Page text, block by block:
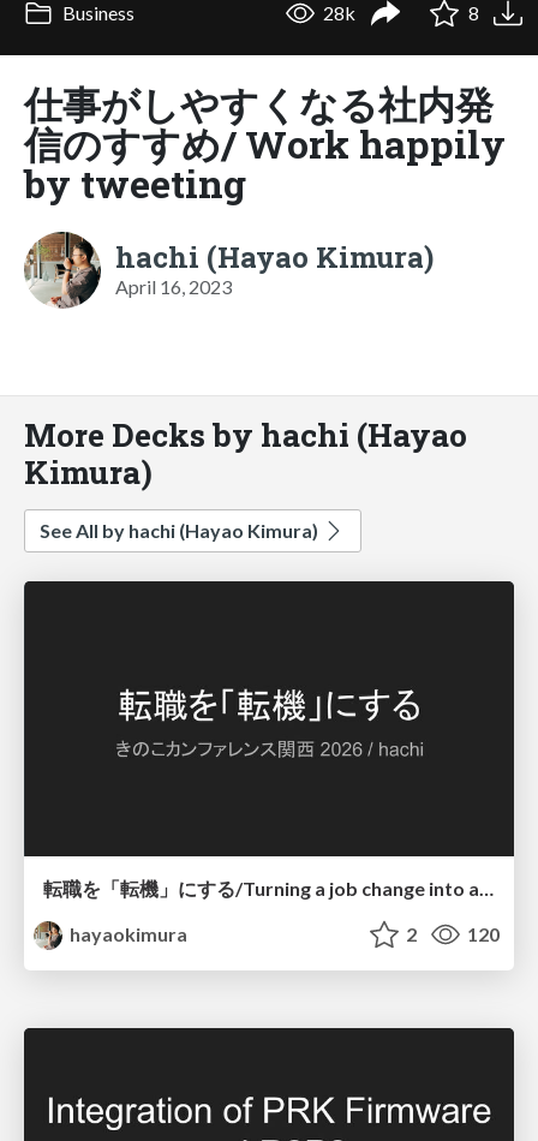
Business 28k 8
仕事がしやすくなる社内発
信のすすめ/ Work happily
by tweeting
hachi (Hayao Kimura)
April 16, 2023
More Decks by hachi (Hayao
Kimura)
See All by hachi (Hayao Kimura)
転職を「転機」にする/Turning a job change into a turning point
hayaokimura
2 120